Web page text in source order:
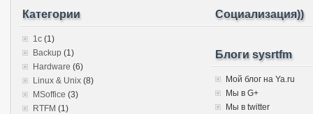
Категории
1c (1)
Backup (1)
Hardware (6)
Linux & Unix (8)
MSoffice (3)
RTFM (1)
Социализация))
Блоги sysrtfm
Мой блог на Ya.ru
Мы в G+
Мы в twitter